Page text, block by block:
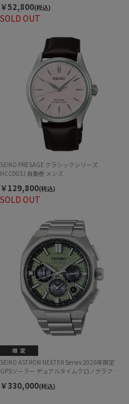
SOLD OUT
￥52,800(税込)
SOLD OUT
SEIKO PRESAGE クラシックシリーズ
HCC003J 自動巻 メンズ
￥129,800(税込)
SEIKO ASTRON NEXTER Series 2026年限定
GPSソーラー デュアルタイムクロノグラフ
国内500本限定
￥330,000(税込)